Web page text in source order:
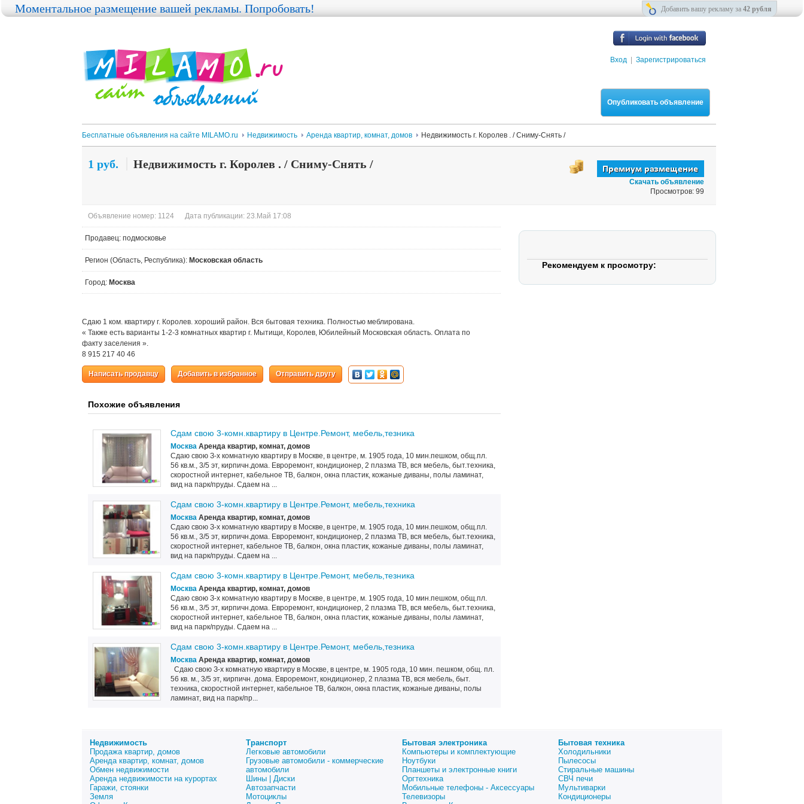
Вход Зарегистрироваться
Опубликовать объявление
Бесплатные объявления на сайте MILAMO.ru Недвижимость Аренда квартир, комнат, домов Недвижимость г. Королев . / Сниму-Снять /
1 руб. Недвижимость г. Королев . / Сниму-Снять /
Скачать объявление
Просмотров: 99
Объявление номер: 1124 Дата публикации: 23.Май 17:08
Продавец: подмосковье
Регион (Область, Республика): Московская область
Город: Москва
Сдаю 1 ком. квартиру г. Королев. хороший район. Вся бытовая техника. Полностью меблирована.
« Также есть варианты 1-2-3 комнатных квартир г. Мытищи, Королев, Юбилейный Московская область. Оплата по
факту заселения ».
8 915 217 40 46
Написать продавцу Добавить в избранное Отправить другу
Похожие объявления
Сдам свою 3-комн.квартиру в Центре.Ремонт, мебель,тезника
Москва Аренда квартир, комнат, домов
Сдаю свою З-х комнатную квартиру в Москве, в центре, м. 1905 года, 10 мин.пешком, общ.пл.
56 кв.м., 3/5 эт, кирпичн.дома. Евроремонт, кондиционер, 2 плазма ТВ, вся мебель, быт.техника,
скоростной интернет, кабельное ТВ, балкон, окна пластик, кожаные диваны, полы ламинат,
вид на парк/пруды. Сдаем на ...
Сдам свою 3-комн.квартиру в Центре.Ремонт, мебель,техника
Москва Аренда квартир, комнат, домов
Сдаю свою З-х комнатную квартиру в Москве, в центре, м. 1905 года, 10 мин.пешком, общ.пл.
56 кв.м., 3/5 эт, кирпичн.дома. Евроремонт, кондиционер, 2 плазма ТВ, вся мебель, быт.техника,
скоростной интернет, кабельное ТВ, балкон, окна пластик, кожаные диваны, полы ламинат,
вид на парк/пруды. Сдаем на ...
Сдам свою 3-комн.квартиру в Центре.Ремонт, мебель,тезника
Москва Аренда квартир, комнат, домов
Сдаю свою З-х комнатную квартиру в Москве, в центре, м. 1905 года, 10 мин.пешком, общ.пл.
56 кв.м., 3/5 эт, кирпичн.дома. Евроремонт, кондиционер, 2 плазма ТВ, вся мебель, быт.техника,
скоростной интернет, кабельное ТВ, балкон, окна пластик, кожаные диваны, полы ламинат,
вид на парк/пруды. Сдаем на ...
Сдам свою 3-комн.квартиру в Центре.Ремонт, мебель,тезника
Москва Аренда квартир, комнат, домов
Сдаю свою З-х комнатную квартиру в Москве, в центре, м. 1905 года, 10 мин. пешком, общ. пл.
56 кв. м., 3/5 эт, кирпичн. дома. Евроремонт, кондиционер, 2 плазма ТВ, вся мебель, быт.
техника, скоростной интернет, кабельное ТВ, балкон, окна пластик, кожаные диваны, полы
ламинат, вид на парк/пр...
Моментальное размещение вашей рекламы. Попробовать! Добавить вашу рекламу за 42 рубля
Рекомендуем к просмотру:
Недвижимость
Продажа квартир, домов
Аренда квартир, комнат, домов
Обмен недвижимости
Аренда недвижимости на курортах
Гаражи, стоянки
Земля
Транспорт
Легковые автомобили
Грузовые автомобили - коммерческие
автомобили
Шины | Диски
Автозапчасти
Мотоциклы
Бытовая электроника
Компьютеры и комплектующие
Ноутбуки
Планшеты и электронные книги
Оргтехника
Мобильные телефоны - Аксессуары
Телевизоры
Бытовая техника
Холодильники
Пылесосы
Стиральные машины
СВЧ печи
Мультиварки
Кондиционеры